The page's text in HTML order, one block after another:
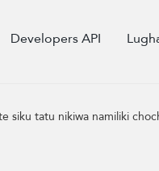
Developers API
tatu nikiwa namiliki